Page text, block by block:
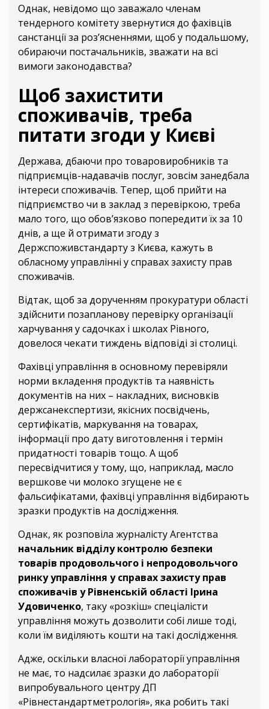
Однак, невідомо що заважало членам
тендерного комітету звернутися до фахівців
санстанції за роз’ясненнями, щоб у подальшому,
обираючи постачальників, зважати на всі
вимоги законодавства?
Щоб захистити
споживачів, треба
питати згоди у Києві
Держава, дбаючи про товаровиробників та
підприємців-надавачів послуг, зовсім занедбала
інтереси споживачів. Тепер, щоб прийти на
підприємство чи в заклад з перевіркою, треба
мало того, що обов’язково попередити їх за 10
днів, а ще й отримати згоду з
Держспоживстандарту з Києва, кажуть в
обласному управлінні у справах захисту прав
споживачів.
Відтак, щоб за дорученням прокуратури області
здійснити позапланову перевірку організації
харчування у садочках і школах Рівного,
довелося чекати тиждень відповіді зі столиці.
Фахівці управління в основному перевіряли
норми вкладення продуктів та наявність
документів на них – накладних, висновків
держсанекспертизи, якісних посвідчень,
сертифікатів, маркування на товарах,
інформації про дату виготовлення і термін
придатності товарів тощо. А щоб
пересвідчитися у тому, що, наприклад, масло
вершкове чи молоко згущене не є
фальсифікатами, фахівці управління відбирають
зразки продуктів на дослідження.
Однак, як розповіла журналісту Агентства
начальник відділу контролю безпеки
товарів продовольчого і непродовольчого
ринку управління у справах захисту прав
споживачів у Рівненській області Ірина
Удовиченко, таку «розкіш» спеціалісти
управління можуть дозволити собі лише тоді,
коли їм виділяють кошти на такі дослідження.
Адже, оскільки власної лабораторії управління
не має, то надсилає зразки до лабораторії
випробувального центру ДП
«Рівнестандартметрологія», яка робить такі